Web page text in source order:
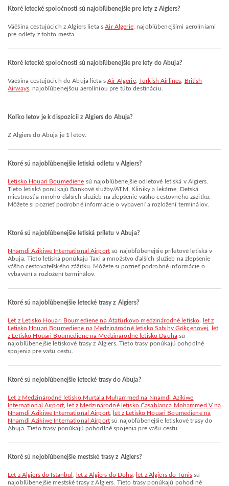
Ktoré letecké spoločnosti sú najobľúbenejšie pre lety z Algiers?
Väčšina cestujúcich z Algiers lieta sAir Algerie, najobľúbenejšími aerolíniami
pre odlety z tohto mesta.
Ktoré letecké spoločnosti sú najobľúbenejšie pre lety do Abuja?
Väčšina cestujúcich do Abuja lieta sAir Algerie,Turkish Airlines
British
Airways, najobľúbenejšou aerolíniou pre túto destináciu.
Koľko letov je k dispozícii z Algiers do Abuja?
Z Algiers do Abuja je 1 letov.
Ktoré sú najobľúbenejšie letiská odletu v Algiers?
Letisko Houari Boumediene sú najobľúbenejšie odletové letiská v Algiers.
Tieto letiská ponúkajú Bankové služby/ATM, Kliniky a lekárne, Detská
miestnosť a mnoho ďalších služieb na zlepšenie vášho cestovného zážitku.
Môžete si pozrieť podrobné informácie o vybavení a rozložení terminálov.
Ktoré sú najobľúbenejšie letiská príletu v Abuja?
Nnamdi Azikiwe International Airport sú najobľúbenejšie príletové letiská v
Abuja. Tieto letiská ponúkajú Taxi a množstvo ďalších služieb na zlepšenie
vášho cestovateľského zážitku. Môžete si pozrieť podrobné informácie o
vybavení a rozložení terminálov.
Ktoré sú najobľúbenejšie letecké trasy z Algiers?
let z Letisko Houari Boumediene na Atatürkovo medzinárodné letisko
let z
Letisko Houari Boumediene na Medzinárodné letisko Sabihy Gökçenovej
let
z Letisko Houari Boumediene na Medzinárodné letisko Dauhasú
najobľúbenejšie letiskové trasy z Algiers. Tieto trasy ponúkajú pohodlné
spojenia pre vašu cestu.
Ktoré sú nejobľúbenejšie letecké trasy do Abuja?
let z Medzinárodné letisko Murtala Muhammed na Nnamdi Azikiwe
International Airport,
let z Medzinárodné letisko Casablanca Mohammed V na
Nnamdi Azikiwe International Airport
let z Letisko Houari Boumediene na
Nnamdi Azikiwe International Airport sú najobľúbenejšie letiskové trasy do
Abuja. Tieto trasy ponúkajú pohodlné spojenia pre vašu cestu.
Ktoré sú nejobľúbenejšie mestské trasy z Algiers?
let z Algiers do Istanbul let z Algiers do Doha, let z Algiers do Tunis sú
najobľúbenejšie mestské trasy z Algiers. Tieto trasy ponúkajú pohodlné